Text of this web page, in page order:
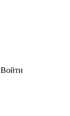
Войти